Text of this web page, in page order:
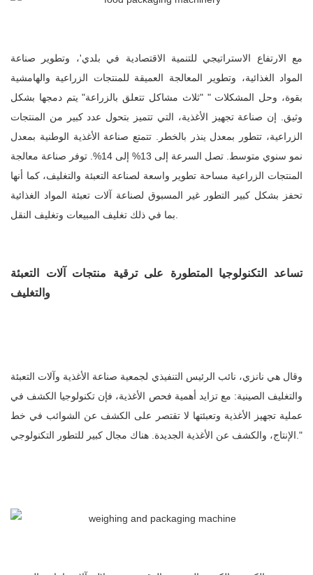
مع الارتفاع الاستراتيجي للتنمية الاقتصادية في بلدي'، وتطوير صناعة
المواد الغذائية، وتطوير المعالجة العميقة للمنتجات الزراعية والهامشية
بقوة، وحل المشكلات " "ثلاث مشاكل تتعلق بالزراعة" يتم دمجها بشكل
وثيق. إن صناعة تجهيز الأغذية، التي تتميز بتحول عدد كبير من المنتجات
الزراعية، تتطور بمعدل ينذر بالخطر. تتمتع صناعة الأغذية الوطنية بمعدل
نمو سنوي متوسط. تصل السرعة إلى 13% إلى 14%. توفر صناعة معالجة
المنتجات الزراعية مساحة تطوير واسعة لصناعة التعبئة والتغليف، كما أنها
تحفز بشكل كبير التطور غير المسبوق لصناعة آلات تعبئة المواد الغذائية
بما في ذلك تغليف المبيعات وتغليف النقل.
تساعد التكنولوجيا المتطورة على ترقية منتجات آلات التعبئة
والتغليف
وقال هي نانزي، نائب الرئيس التنفيذي لجمعية صناعة الأغذية وآلات التعبئة
والتغليف الصينية: مع تزايد أهمية فحص الأغذية، فإن تكنولوجيا الكشف في
عملية تجهيز الأغذية وتعبئتها لا تقتصر على الكشف عن الشوائب في خط
الإنتاج، والكشف عن الأغذية الجديدة. هناك مجال كبير للتطور التكنولوجي."